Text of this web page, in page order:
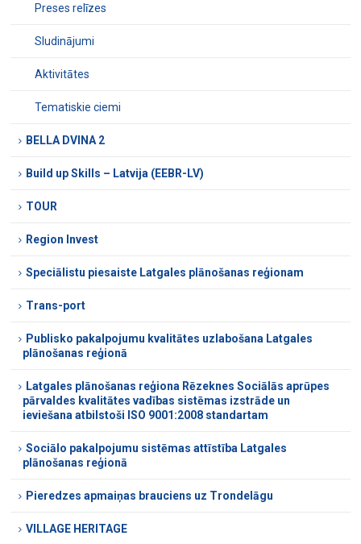
Preses relīzes
Sludinājumi
Aktivitātes
Tematiskie ciemi
BELLA DVINA 2
Build up Skills – Latvija (EEBR-LV)
TOUR
Region Invest
Speciālistu piesaiste Latgales plānošanas reģionam
Trans-port
Publisko pakalpojumu kvalitātes uzlabošana Latgales
plānošanas reģionā
Latgales plānošanas reģiona Rēzeknes Sociālās aprūpes
pārvaldes kvalitātes vadības sistēmas izstrāde un
ieviešana atbilstoši ISO 9001:2008 standartam
Sociālo pakalpojumu sistēmas attīstība Latgales
plānošanas reģionā
Pieredzes apmaiņas brauciens uz Trondelāgu
VILLAGE HERITAGE